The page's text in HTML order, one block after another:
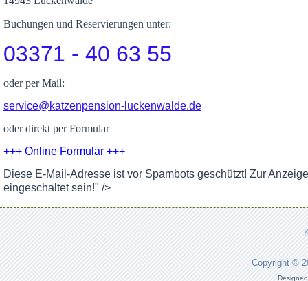
Buchungen und Reservierungen unter:
03371 - 40 63 55
oder per Mail:
service@katzenpension-luckenwalde.de
oder direkt per Formular
+++ Online Formular +++
Diese E-Mail-Adresse ist vor Spambots geschützt! Zur
eingeschaltet sein!" />
Copyright ©